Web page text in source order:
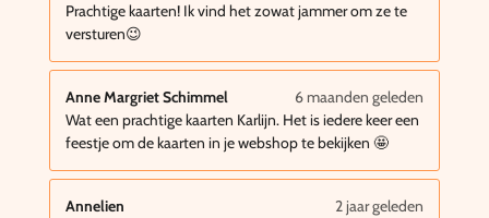
Prachtige kaarten! Ik vind het zowat jammer om ze te
versturen😉
Anne Margriet Schimmel
6 maanden geleden
Wat een prachtige kaarten Karlijn. Het is iedere keer een
feestje om de kaarten in je webshop te bekijken 🤩
Annelien
2 jaar geleden